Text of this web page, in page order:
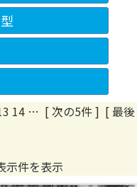
14 … [ 次の5件 ] [ 最後
示件を表示